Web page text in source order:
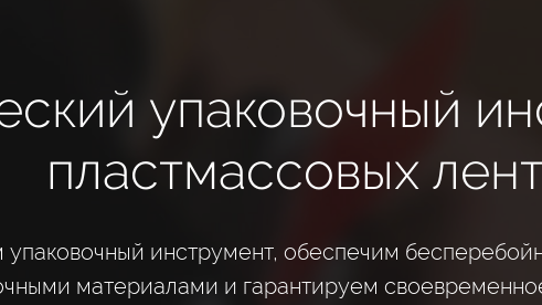
упаковочный
пластмассовых
инструмент, обеспечим
материалами и гарантируем